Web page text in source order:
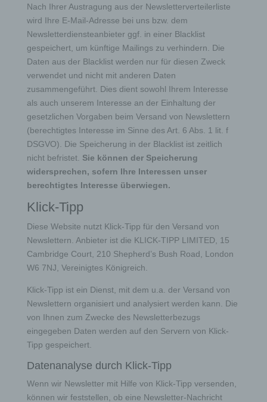
Nach Ihrer Austragung aus der Newsletterverteilerliste
wird Ihre E-Mail-Adresse bei uns bzw. dem
Newsletterdiensteanbieter ggf. in einer Blacklist
gespeichert, um künftige Mailings zu verhindern. Die
Daten aus der Blacklist werden nur für diesen Zweck
verwendet und nicht mit anderen Daten
zusammengeführt. Dies dient sowohl Ihrem Interesse
als auch unserem Interesse an der Einhaltung der
gesetzlichen Vorgaben beim Versand von Newslettern
(berechtigtes Interesse im Sinne des Art. 6 Abs. 1 lit. f
DSGVO). Die Speicherung in der Blacklist ist zeitlich
nicht befristet. Sie können der Speicherung
widersprechen, sofern Ihre Interessen unser
berechtigtes Interesse überwiegen.
Klick-Tipp
Diese Website nutzt Klick-Tipp für den Versand von
Newslettern. Anbieter ist die KLICK-TIPP LIMITED, 15
Cambridge Court, 210 Shepherd’s Bush Road, London
W6 7NJ, Vereinigtes Königreich.
Klick-Tipp ist ein Dienst, mit dem u.a. der Versand von
Newslettern organisiert und analysiert werden kann. Die
von Ihnen zum Zwecke des Newsletterbezugs
eingegeben Daten werden auf den Servern von Klick-
Tipp gespeichert.
Datenanalyse durch Klick-Tipp
Wenn wir Newsletter mit Hilfe von Klick-Tipp versenden,
können wir feststellen, ob eine Newsletter-Nachricht
betroffenen Person gespeichert. Es erfolgt keine
Weitergabe dieser personenbezogenen Daten an Dritte.
Kommentarfunktion im Blog auf der Internetseite
Wir bieten den Nutzern auf einem Blog, der sich auf der
Internetseite des für die Verarbeitung Verantwortlichen
befindet, die Möglichkeit, individuelle Kommentare zu
einzelnen Blog-Beiträgen zu hinterlassen. Ein Blog ist ein
auf einer Internetseite geführtes, in der Regel öffentlich
einsehbares Portal, in welchem eine oder mehrere
Personen, die Blogger oder Web-Blogger genannt
werden, Artikel posten oder Gedanken in sogenannten
können in der Regel von Dritten kommentiert werden.
Hinterlässt eine betroffene Person einen
Kommentar in dem auf dieser Internetseite
veröffentlichten Blog, werden neben den von der
betroffenen Person hinterlassenen Kommentaren
auch Angaben zum Zeitpunkt der
Kommentareingabe sowie zu dem von der
betroffenen Person gewählten Nutzernamen
(Pseudonym) gespeichert und veröffentlicht.
Ferner wird die vom Internet-Service-Provider
(ISP) der betroffenen Person vergebene IP-
Adresse mitprotokolliert. Diese Speicherung der
IP-Adresse erfolgt aus Sicherheitsgründen und für
den Fall, dass die betroffene Person durch einen
abgegebenen Kommentar die Rechte Dritter
verletzt oder rechtswidrige Inhalte postet. Die
Speicherung dieser personenbezogenen Daten
erfolgt daher im eigenen Interesse des für die
Verarbeitung Verantwortlichen, damit sich dieser
im Falle einer Rechtsverletzung gegebenenfalls
exkulpieren könnte. Es erfolgt keine Weitergabe